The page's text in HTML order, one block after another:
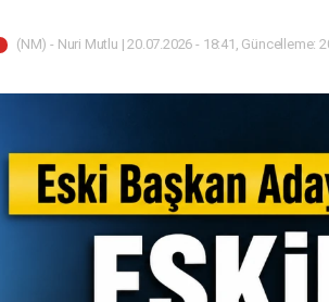
(NM) - Nuri Mutlu | 20.07.2026 - 18:41, Güncelleme: